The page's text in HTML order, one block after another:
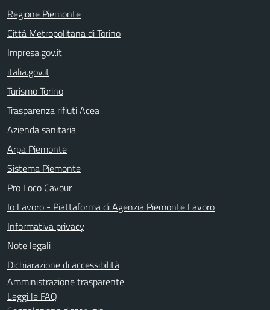
Regione Piemonte
Città Metropolitana di Torino
Impresa.gov.it
italia.gov.it
Turismo Torino
Trasparenza rifiuti Acea
Azienda sanitaria
Arpa Piemonte
Sistema Piemonte
Pro Loco Cavour
Io Lavoro - Piattaforma di Agenzia Piemonte Lavoro
Informativa privacy
Note legali
Dichiarazione di accessibilità
Amministrazione trasparente
Leggi le FAQ